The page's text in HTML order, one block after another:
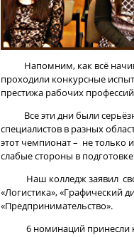
Напомним, как всё
проходили конкурсные
престижа рабочих
Все эти дни были
специалистов в разных
этот чемпионат – не только
слабые стороны в
Наш колледж заявил своё
«Логистика», «Графический
«Предпринимательство».
6 номинаций принесли